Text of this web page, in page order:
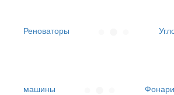
Реноваторы
машины Фонари